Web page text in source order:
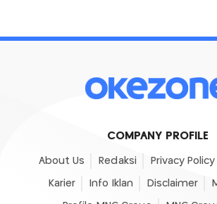
COMPANY PROFILE
About Us Redaksi Privacy Policy
Karier Info Iklan Disclaimer